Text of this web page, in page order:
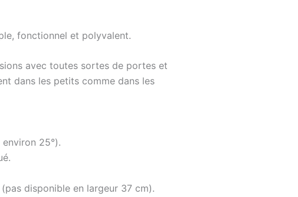
fonctionnel et polyvalent.
avec toutes sortes de portes et
dans les petits comme dans les
25°).
disponible en largeur 37 cm).